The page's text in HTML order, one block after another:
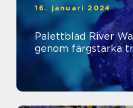
16. januari 2024
Palettblad River
genom färgstarka